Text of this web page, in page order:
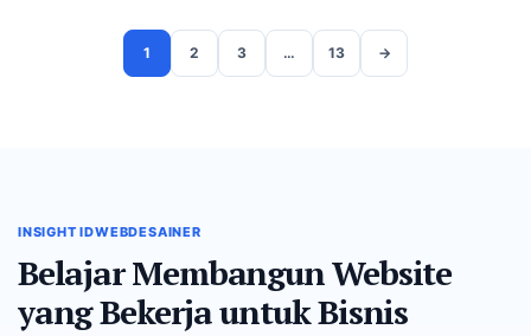
1 2 3 … 13 →
INSIGHT IDWEBDESAINER
Belajar Membangun Website
yang Bekerja untuk Bisnis